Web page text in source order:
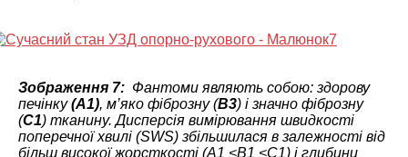
Зображення 7: Фантоми являють собою: здорову
печінку(A1), м’яко фіброзну (B3) і значно фіброзну
(C1) тканину. Дисперсія вимірювання швидкості
поперечної хвилі (SWS) збільшилася в залежності від
більш високої жорсткості (A1 <B1 <C1) і глибини